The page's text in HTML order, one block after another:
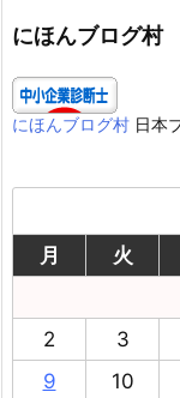
ー
にほんブログ村
にほんブログ村 日本
月
火
2
3
9
10